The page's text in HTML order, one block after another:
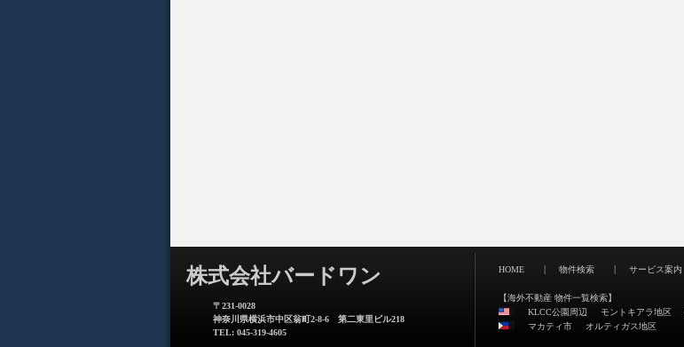
株式会社バードワン
〒231-0028
神奈川県横浜市中区翁町2-8-6 第二東里ビル218
TEL: 045-319-4605
HOME | 物件検索 | サービス案内
【海外不動産 物件一覧検索】
KLCC公園周辺
モントキアラ地区
マカティ市
オルティガス地区